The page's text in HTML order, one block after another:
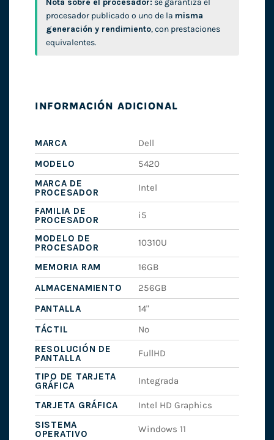
Nota sobre el procesador: se garantiza el
procesador publicado o uno de la misma
generación y rendimiento, con prestaciones
equivalentes.
INFORMACIÓN ADICIONAL
MARCA
Dell
MODELO
5420
MARCA DE
PROCESADOR
Intel
FAMILIA DE
PROCESADOR
i5
MODELO DE
PROCESADOR
10310U
MEMORIA RAM
16GB
ALMACENAMIENTO
256GB
PANTALLA
14"
TÁCTIL
No
RESOLUCIÓN DE
PANTALLA
FullHD
TIPO DE TARJETA
GRÁFICA
Integrada
TARJETA GRÁFICA
Intel HD Graphics
SISTEMA
OPERATIVO
Windows 11